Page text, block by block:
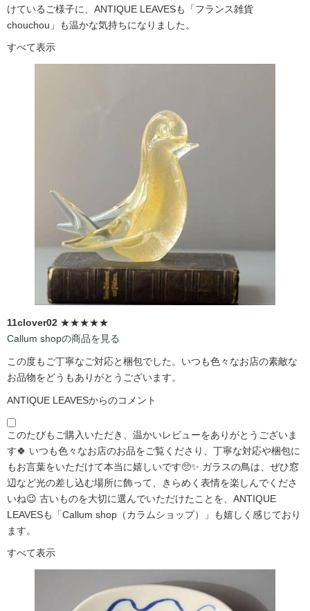
けているご様子に、ANTIQUE LEAVESも「フランス雑貨
chouchou」も温かな気持ちになりました。
すべて表示
11clover02 ★★★★★
Callum shopの商品を見る
この度もご丁寧なご対応と梱包でした。いつも色々なお店の素敵な
お品物をどうもありがとうございます。
ANTIQUE LEAVESからのコメント
このたびもご購入いただき、温かいレビューをありがとうございま
す🍀 いつも色々なお店のお品をご覧くださり、丁寧な対応や梱包に
もお言葉をいただけて本当に嬉しいです🥺✨ ガラスの鳥は、ぜひ窓
辺など光の差し込む場所に飾って、きらめく表情を楽しんでくださ
いね😉 古いものを大切に選んでいただけたことを、ANTIQUE
LEAVESも「Callum shop（カラムショップ）」も嬉しく感じており
ます。
すべて表示